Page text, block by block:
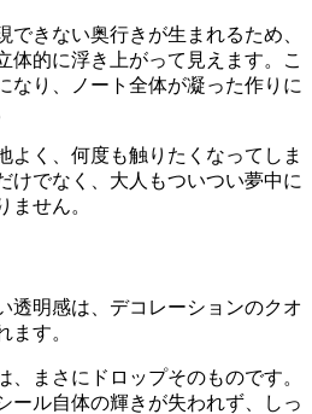
できない奥行きが生まれるため、
体的に浮き上がって見えます。こ
なり、ノート全体が凝った作りに
よく、何度も触りたくなってしま
けでなく、大人もついつい夢中に
ません。
透明感は、デコレーションのクオ
ます。
、まさにドロップそのものです。
ール自体の輝きが失われず、しっ